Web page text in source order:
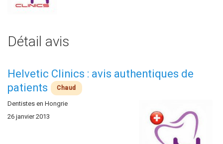
Détail avis
Helvetic Clinics : avis authentiques de
patients
Chaud
Dentistes en Hongrie
26 janvier 2013